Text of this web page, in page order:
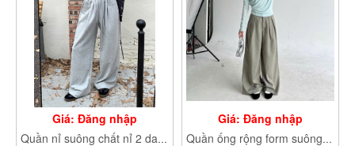
Giá: Đăng nhập
Quần nỉ suông chất nỉ 2 da Q.Nixuong830
Giá: Đăng nhập
Quần ống rộng form suông chất xước Q.ongrongxuong840